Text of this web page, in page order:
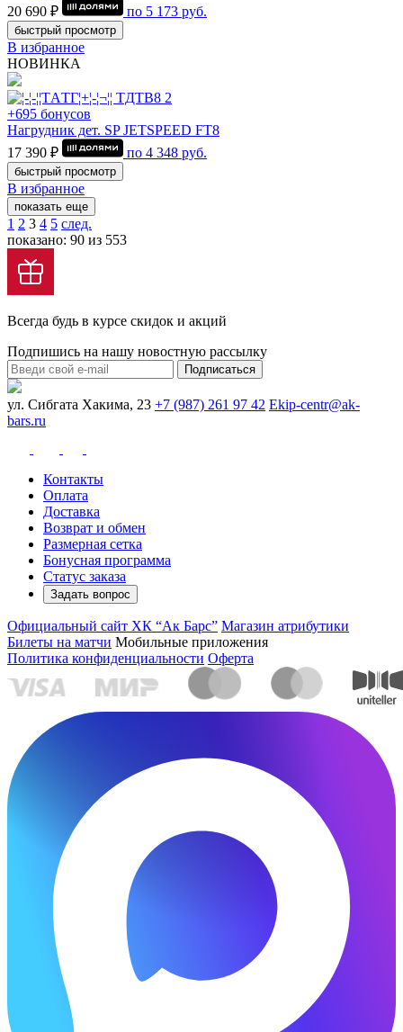
20 690 ₽
по 5 173 руб.
быстрый просмотр
В избранное
НОВИНКА
+695 бонусов
Нагрудник дет. SP JETSPEED FT8
17 390 ₽
по 4 348 руб.
быстрый просмотр
В избранное
показать еще
1 2 3 4 5 след.
показано: 90 из 553
Всегда будь в курсе скидок и акций
Подпишись на нашу новостную рассылку
Подписаться
ул. Сибгата Хакима, 23 +7 (987) 261 97 42 Ekip-centr@ak-
bars.ru
Контакты
Оплата
Доставка
Возврат и обмен
Размерная сетка
Бонусная программа
Статус заказа
Задать вопрос
Официальный сайт ХК “Ак Барс” Магазин атрибутики
Билеты на матчи Мобильные приложения
Политика конфиденциальности Оферта